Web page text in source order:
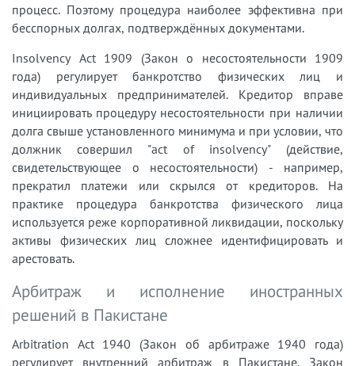
процесс. Поэтому процедура наиболее эффективна при
бесспорных долгах, подтверждённых документами.
Insolvency Act 1909 (Закон о несостоятельности 1909
года) регулирует банкротство физических лиц и
индивидуальных предпринимателей. Кредитор вправе
инициировать процедуру несостоятельности при наличии
долга свыше установленного минимума и при условии, что
должник совершил "act of insolvency" (действие,
свидетельствующее о несостоятельности) - например,
прекратил платежи или скрылся от кредиторов. На
практике процедура банкротства физического лица
используется реже корпоративной ликвидации, поскольку
активы физических лиц сложнее идентифицировать и
арестовать.
Арбитраж и исполнение иностранных
решений в Пакистане
Arbitration Act 1940 (Закон об арбитраже 1940 года)
регулирует внутренний арбитраж в Пакистане. Закон